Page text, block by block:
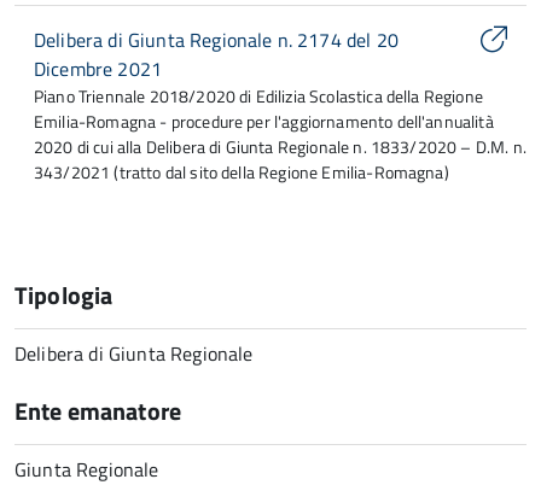
Delibera di Giunta Regionale n. 2174 del 20
Dicembre 2021
Piano Triennale 2018/2020 di Edilizia Scolastica della Regione
Emilia-Romagna - procedure per l'aggiornamento dell'annualità
2020 di cui alla Delibera di Giunta Regionale n. 1833/2020 – D.M. n.
343/2021 (tratto dal sito della Regione Emilia-Romagna)
Tipologia
Delibera di Giunta Regionale
Ente emanatore
Giunta Regionale